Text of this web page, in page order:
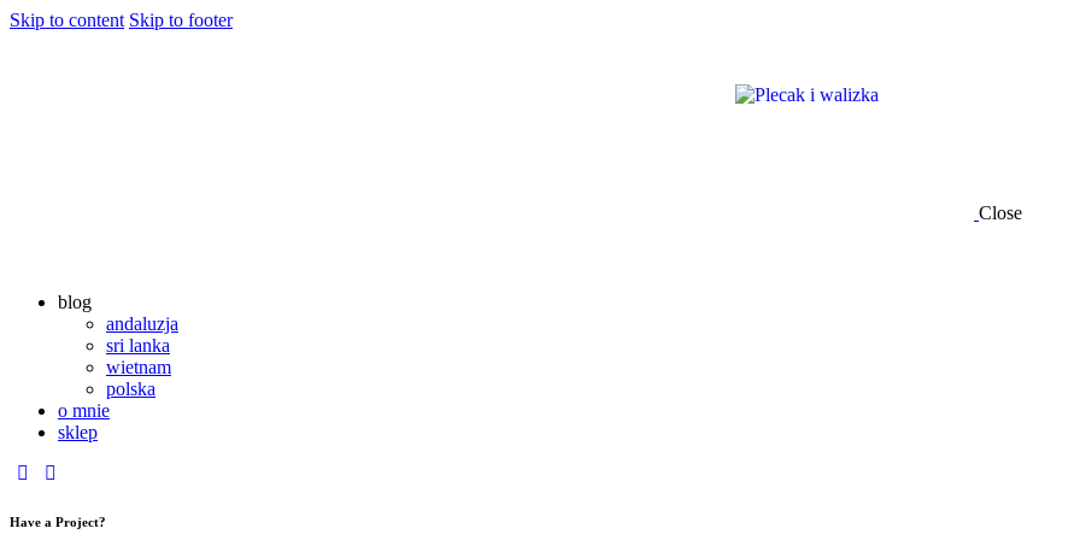
Skip to content Skip to footer
Close
blog
andaluzja
sri lanka
wietnam
polska
o mnie
sklep
Have a Project?